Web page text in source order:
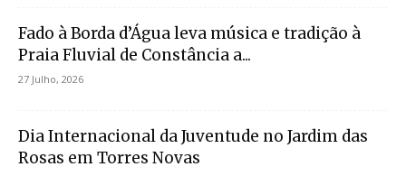
Fado à Borda d’Água leva música e tradição à
Praia Fluvial de Constância a...
27 Julho, 2026
Dia Internacional da Juventude no Jardim das
Rosas em Torres Novas